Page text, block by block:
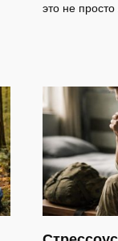
это не просто